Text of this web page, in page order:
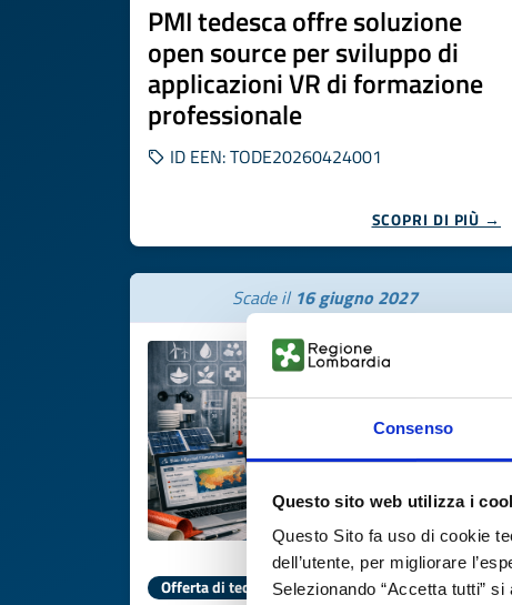
Consenso
Questo sito web utilizza i
Questo Sito fa uso di cookie
dell’utente, per migliorare
Selezionando “Accetta tutti”
PMI tedesca offre soluzione
open source per sviluppo di
applicazioni VR di formazione
professionale
ID EEN: TODE20260424001
SCOPRI DI PIÙ →
Scade il 16 giugno 2027
Offerta di tecnologia